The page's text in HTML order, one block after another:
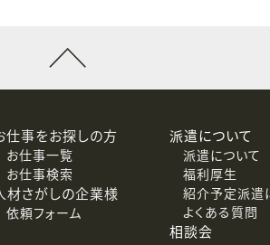
、個人情報を委託する場合があります。
、訂正、追加または削除、利用の停止、
仕事をお探しの方
お仕事一覧
お仕事検索
材さがしの企業様
依頼フォーム
派遣について
派遣について
福利厚生
紹介予定派遣
よくある質問
相談会